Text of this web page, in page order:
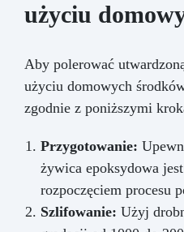
użyciu
Aby polerować
użyciu domowych
zgodnie z poniższymi
Przygotowanie:
żywica epoksydowa
rozpoczęciem procesu
Szlifowanie: Użyj